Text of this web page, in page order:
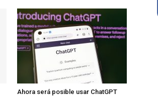
Ahora será posible usar ChatGPT